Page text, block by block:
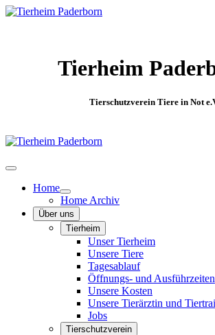
Tierheim
Tierschutzverein Tiere in Not
Home
Home Archiv
Über uns
Tierheim
Unser Tierheim
Unsere Tiere
Tagesablauf
Öffnungs- und Ausführzeiten
Unsere Kosten
Unsere Tierärztin und
Jobs
Tierschutzverein